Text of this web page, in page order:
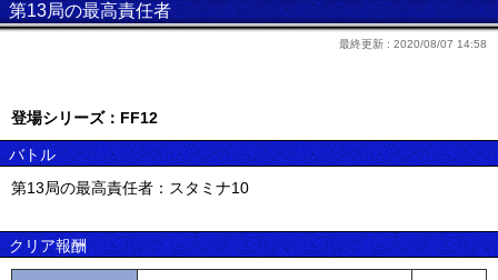
第13局の最高責任者
最終更新 : 2020/08/07 14:58
登場シリーズ：FF12
バトル
第13局の最高責任者：スタミナ10
クリア報酬